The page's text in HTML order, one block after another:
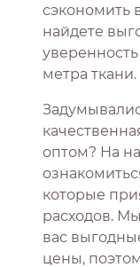
сэкономить
найдете
метра ткани.
оптом? На
которые
расходов.
вас
цены,